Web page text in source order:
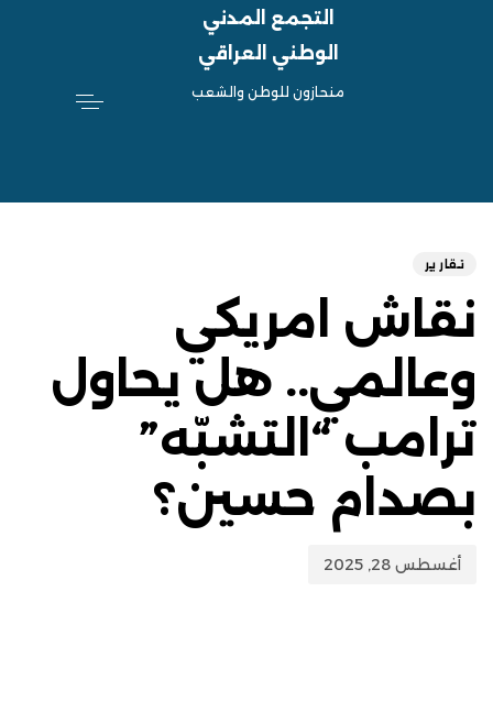
التجمع المدني
الوطني العراقي
منحازون للوطن والشعب
تقارير
نقاش امريكي
وعالمي.. هل يحاول
ترامب “التشبّه”
بصدام حسين؟
أغسطس 28, 2025